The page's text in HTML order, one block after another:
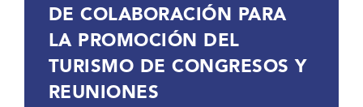
DE COLABORACIÓN PARA
LA PROMOCIÓN DEL
TURISMO DE CONGRESOS Y
REUNIONES